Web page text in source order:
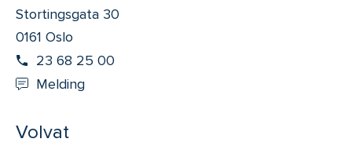
Stortingsgata 30
0161 Oslo
23 68 25 00
Melding
Volvat